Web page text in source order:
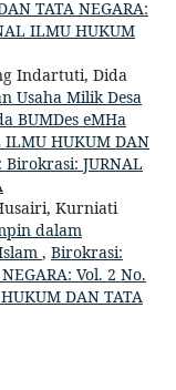
TATA NEGARA:
ILMU HUKUM
Indartuti, Dida
Usaha Milik Desa
BUMDes eMHa
HUKUM DAN
Birokrasi: JURNAL
Kurniati
dalam
, Birokrasi:
Vol. 2 No.
DAN TATA